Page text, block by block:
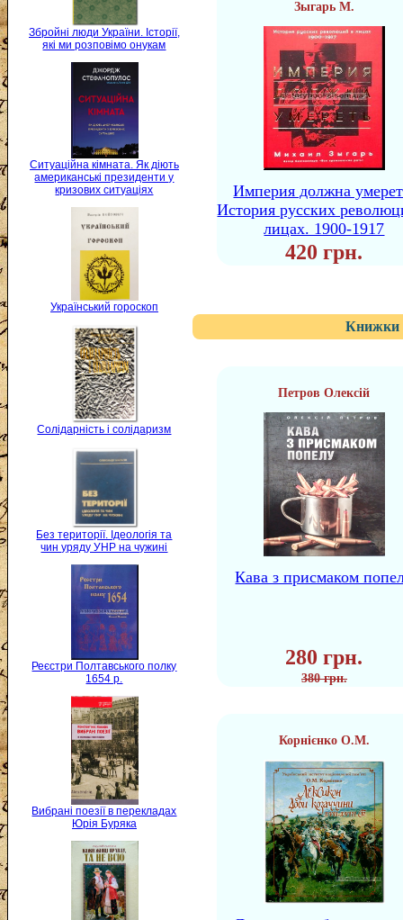
Збройні люди України. Історії,
які ми розповімо онукам
Ситуаційна кімната. Як діють
американські президенти у
кризових ситуаціях
Український гороскоп
Солідарність і солідаризм
Без території. Ідеологія та
чин уряду УНР на чужині
Реєстри Полтавського полку
1654 р.
Вибрані поезії в перекладах
Юрія Буряка
Зыгарь М.
Империя должна
История русских
лицах. 1900-1917
420 грн.
Книжки
Петров Олексій
Кава з присмаком
280 грн.
380 грн.
Корнієнко О.М.